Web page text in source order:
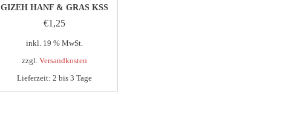
GIZEH HANF & GRAS KSS
€1,25
inkl. 19 % MwSt.
zzgl.Versandkosten
Lieferzeit:2 bis 3 Tage